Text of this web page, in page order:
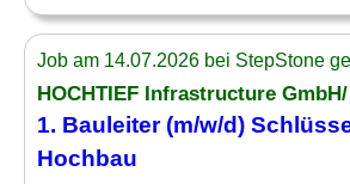
Job am 14.07.2026 bei StepStone
HOCHTIEF Infrastructure
1. Bauleiter (m/w/d)
Hochbau